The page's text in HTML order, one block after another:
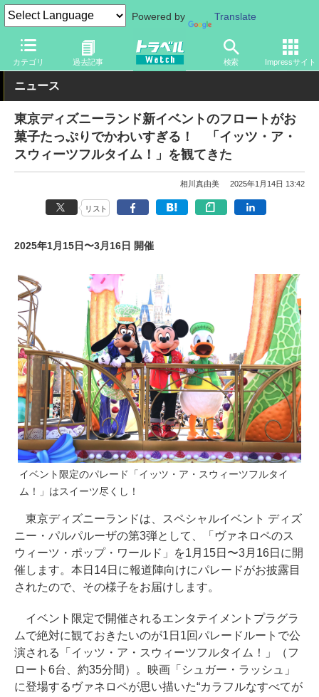
Powered by Translate
カテゴリ 過去記事 検索 Impressサイト
トラベル Watch 旅の情報 観光地 ディズニーリゾート
ニュース
東京ディズニーランド新イベントのフロートがお
菓子たっぷりでかわいすぎる！ 「イッツ・ア・
スウィーツフルタイム！」を観てきた
相川真由美 2025年1月14日 13:42
リスト
2025年1月15日〜3月16日 開催
イベント限定のパレード「イッツ・ア・スウィーツフルタイ
ム！」はスイーツ尽くし！
東京ディズニーランドは、スペシャルイベント ディズ
ニー・パルパルーザの第3弾として、「ヴァネロペのス
ウィーツ・ポップ・ワールド」を1月15日〜3月16日に開
催します。本日14日に報道陣向けにパレードがお披露目
されたので、その様子をお届けします。
イベント限定で開催されるエンタテイメントプラグラ
ムで絶対に観ておきたいのが1日1回パレードルートで公
演される「イッツ・ア・スウィーツフルタイム！」（フ
ロート6台、約35分間）。映画「シュガー・ラッシュ」
に登場するヴァネロペが思い描いた“カラフルなすべてが